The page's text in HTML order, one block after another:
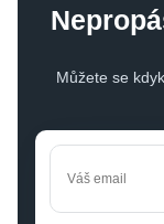
Můžete se